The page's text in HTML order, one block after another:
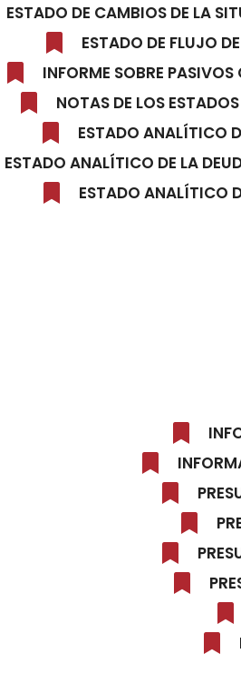
ESTADO DE CAMBIOS DE LA
ESTADO DE FLUJO
INFORME SOBRE
NOTAS DE LOS
ESTADO ANALÍTICO
ESTADO ANALÍTICO DE LA
ESTADO ANALÍTICO